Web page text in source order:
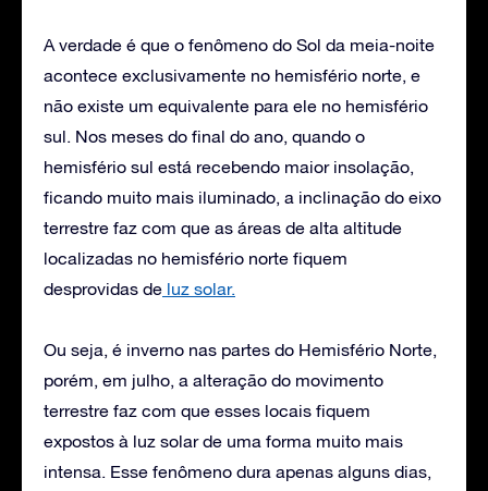
A verdade é que o fenômeno do Sol da meia-noite
acontece exclusivamente no hemisfério norte, e
não existe um equivalente para ele no hemisfério
sul. Nos meses do final do ano, quando o
hemisfério sul está recebendo maior insolação,
ficando muito mais iluminado, a inclinação do eixo
terrestre faz com que as áreas de alta altitude
localizadas no hemisfério norte fiquem
desprovidas de luz solar.
Ou seja, é inverno nas partes do Hemisfério Norte,
porém, em julho, a alteração do movimento
terrestre faz com que esses locais fiquem
expostos à luz solar de uma forma muito mais
intensa. Esse fenômeno dura apenas alguns dias,